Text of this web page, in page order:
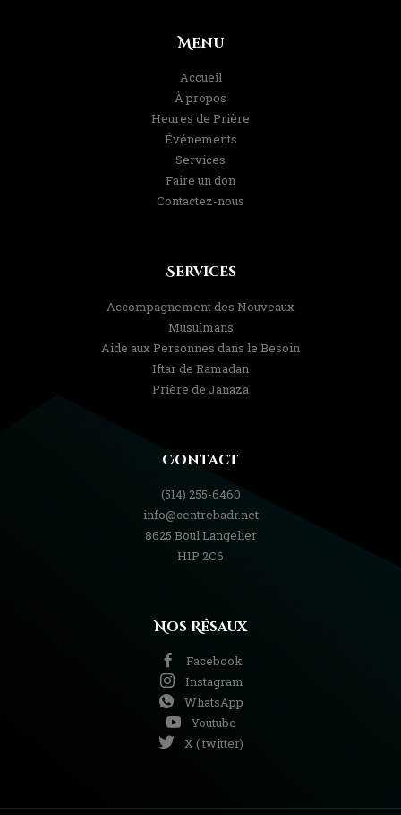
Menu
Accueil
À propos
Heures de Prière
Événements
Services
Faire un don
Contactez-nous
Services
Accompagnement des Nouveaux
Musulmans
Aide aux Personnes dans le Besoin
Iftar de Ramadan
Prière de Janaza
Contact
(514) 255-6460
info@centrebadr.net
8625 Boul Langelier
H1P 2C6
Nos Résaux
Facebook
Instagram
WhatsApp
Youtube
X ( twitter)